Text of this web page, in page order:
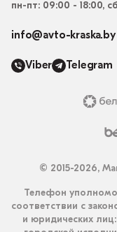
пн-пт: 09:00 - 18:00,
info@avto-kraska.by
Viber Telegram
© 2015-2026,
Телефон
соответствии с
и юридических